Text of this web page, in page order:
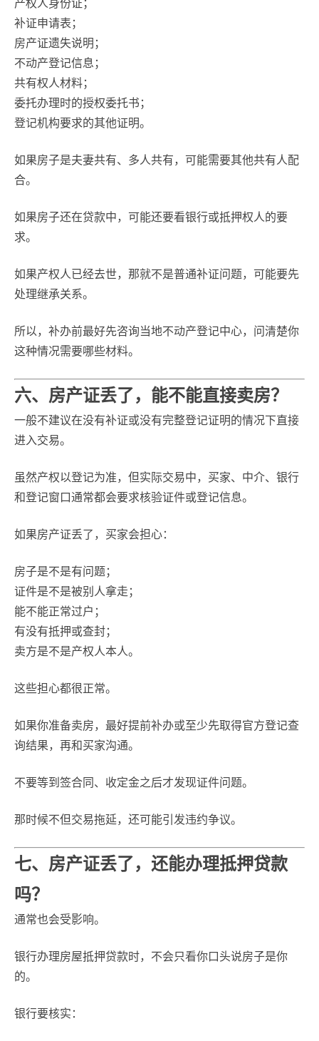
产权人身份证；
补证申请表；
房产证遗失说明；
不动产登记信息；
共有权人材料；
委托办理时的授权委托书；
登记机构要求的其他证明。
如果房子是夫妻共有、多人共有，可能需要其他共有人配
合。
如果房子还在贷款中，可能还要看银行或抵押权人的要
求。
如果产权人已经去世，那就不是普通补证问题，可能要先
处理继承关系。
所以，补办前最好先咨询当地不动产登记中心，问清楚你
这种情况需要哪些材料。
六、房产证丢了，能不能直接卖房？
一般不建议在没有补证或没有完整登记证明的情况下直接
进入交易。
虽然产权以登记为准，但实际交易中，买家、中介、银行
和登记窗口通常都会要求核验证件或登记信息。
如果房产证丢了，买家会担心：
房子是不是有问题；
证件是不是被别人拿走；
能不能正常过户；
有没有抵押或查封；
卖方是不是产权人本人。
这些担心都很正常。
如果你准备卖房，最好提前补办或至少先取得官方登记查
询结果，再和买家沟通。
不要等到签合同、收定金之后才发现证件问题。
那时候不但交易拖延，还可能引发违约争议。
七、房产证丢了，还能办理抵押贷款
吗？
通常也会受影响。
银行办理房屋抵押贷款时，不会只看你口头说房子是你
的。
银行要核实：